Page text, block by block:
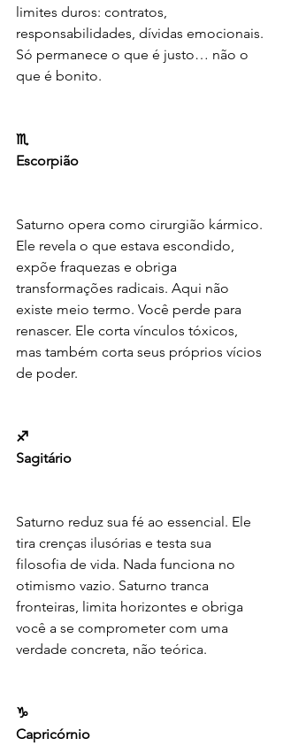
limites duros: contratos,
responsabilidades, dívidas emocionais.
Só permanece o que é justo… não o
que é bonito.
♏️
Escorpião
Saturno opera como cirurgião kármico.
Ele revela o que estava escondido,
expõe fraquezas e obriga
transformações radicais. Aqui não
existe meio termo. Você perde para
renascer. Ele corta vínculos tóxicos,
mas também corta seus próprios vícios
de poder.
♐️
Sagitário
Saturno reduz sua fé ao essencial. Ele
tira crenças ilusórias e testa sua
filosofia de vida. Nada funciona no
otimismo vazio. Saturno tranca
fronteiras, limita horizontes e obriga
você a se comprometer com uma
verdade concreta, não teórica.
♑️
Capricórnio